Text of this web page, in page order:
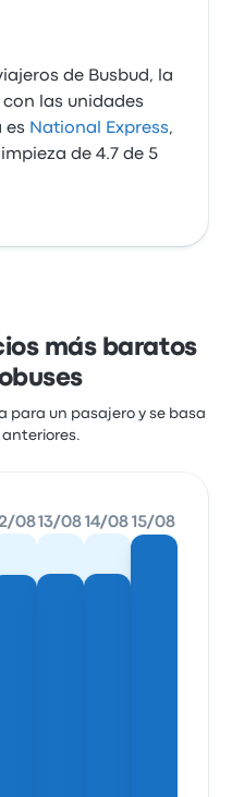
de Busbud, la
las unidades
es National Express,
de 4.7 de 5
más baratos
para un pasajero y se basa
08 13/08 14/08 15/08